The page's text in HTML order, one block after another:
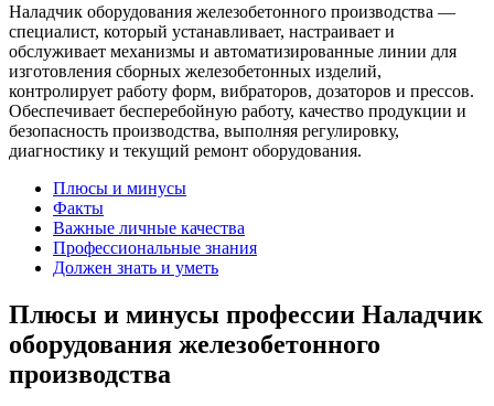
Наладчик оборудования железобетонного производства —
специалист, который устанавливает, настраивает и
обслуживает механизмы и автоматизированные линии для
изготовления сборных железобетонных изделий,
контролирует работу форм, вибраторов, дозаторов и прессов.
Обеспечивает бесперебойную работу, качество продукции и
безопасность производства, выполняя регулировку,
диагностику и текущий ремонт оборудования.
Плюсы и минусы
Факты
Важные личные качества
Профессиональные знания
Должен знать и уметь
Плюсы и минусы профессии Наладчик
оборудования железобетонного
производства